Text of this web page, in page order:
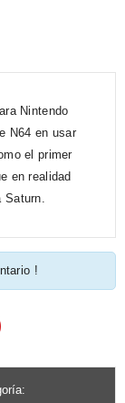
Nintendo
N64 en usar
el primer
en realidad
Saturn.
!